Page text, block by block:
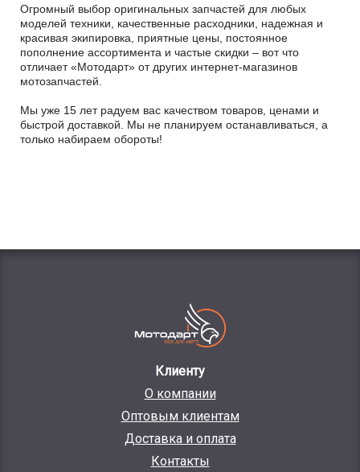
Огромный выбор оригинальных запчастей для любых
моделей техники, качественные расходники, надежная и
красивая экипировка, приятные цены, постоянное
пополнение ассортимента и частые скидки – вот что
отличает «Мотодарт» от других интернет-магазинов
мотозапчастей.
Мы уже 15 лет радуем вас качеством товаров, ценами и
быстрой доставкой. Мы не планируем останавливаться, а
только набираем обороты!
Клиенту
О компании
Оптовым клиентам
Доставка и оплата
Контакты